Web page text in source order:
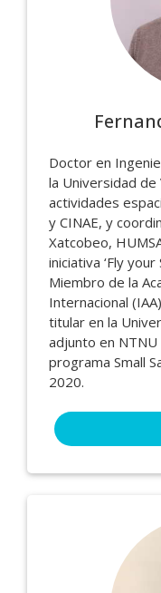
Doctor en
la Universidad de
actividades
y CINAE, y
Xatcobeo,
iniciativa ‘Fly
Miembro de la
Internacional
titular en la
adjunto en
programa Small
2020.